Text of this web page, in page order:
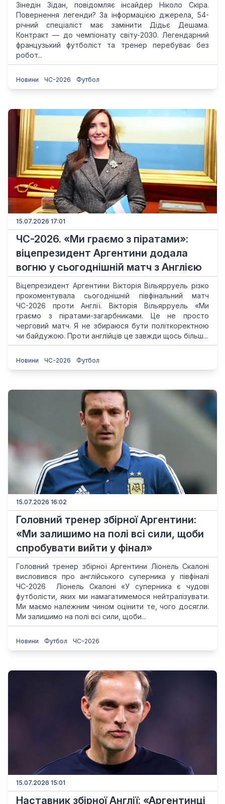
Зінедін Зідан, повідомляє інсайдер Ніколо Скіра.
Повернення легенди? За інформацією джерела, 54-
річний спеціаліст має замінити Дідьє Дешама.
Контракт — до чемпіонату світу-2030. Легендарний
французький футболіст та тренер перебуває без
робот...
Новини ЧС-2026 Футбол
15.07.2026 17:01
ЧС-2026. «Ми граємо з піратами»:
віцепрезидент Аргентини додала
вогню у сьогоднішній матч з Англією
Віцепрезидент Аргентини Вікторія Вільярруель різко
прокоментувала сьогоднішній півфінальний матч
ЧС-2026 проти Англії. Вікторія Вільярруель «Ми
граємо з піратами-загарбниками. Це не просто
черговий матч. Я не збираюся бути політкоректною
чи байдужою. Проти англійців це завжди щось більш...
Новини ЧС-2026 Футбол
15.07.2026 16:02
Головний тренер збірної Аргентини:
«Ми залишимо на полі всі сили, щоби
спробувати вийти у фінал»
Головний тренер збірної Аргентини Ліонель Скалоні
висловився про англійського суперника у півфіналі
ЧС-2026 Ліонель Скалоні «У суперника є чудові
футболісти, яких ми намагатимемося нейтралізувати.
Ми маємо належним чином оцінити те, чого досягли.
Ми залишимо на полі всі сили, щоби...
Новини Футбол ЧС-2026
15.07.2026 15:01
Наставник збірної Англії: «Аргентинці